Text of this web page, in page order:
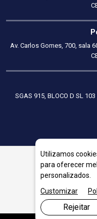
Av. Carlos Gomes, 700, sala
SGAS 915, BLOCO D SL
Consultoria
Utilizamos
para oferecer
personalizados.
Customizar
Rejeitar